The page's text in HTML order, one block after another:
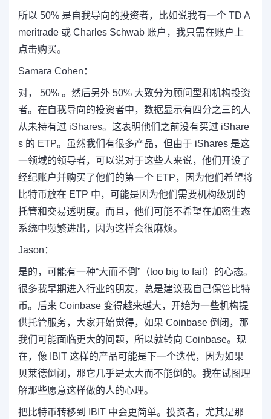
所以 50% 是自我导向的投资者，比如说我有一个 TD A
meritrade 或 Charles Schwab 账户，我只需在账户上
点击购买。
Samara Cohen：
对， 50% 。然后另外 50% 大致分为顾问型和机构投资
者。在自我导向的投资者中，数据显示有四分之三的人
从未持有过 iShares。这表明他们之前没有买过 iShare
s 的 ETP。虽然我们有很多产品，但由于 iShares 是这
一领域的领导者，可以说对于这些人来说，他们开设了
经纪账户并购买了他们的第一个 ETP，因为他们希望将
比特币放在 ETP 中，可能是因为他们需要机构级别的
托管和交易透明度。而且，他们可能不希望在加密生态
系统中频繁进出，因为这样会很麻烦。
Jason：
是的，可能有一种“大而不倒”（too big to fail）的心态。
很多我早期进入行业的朋友，总是建议我自己保管比特
币。后来 Coinbase 变得越来越大，开始为一些机构提
供托管服务，大家开始觉得，如果 Coinbase 倒闭，那
我们可能面临更大的问题，所以就转向 Coinbase。现
在，像 IBIT 这样的产品可能是下一个迭代，因为如果
贝莱德倒闭，那它几乎是太大而不能倒的。我在试图理
解那些愿意这样做的人的心理。
把比特币转移到 IBIT 中会更简单。投资者，尤其是那